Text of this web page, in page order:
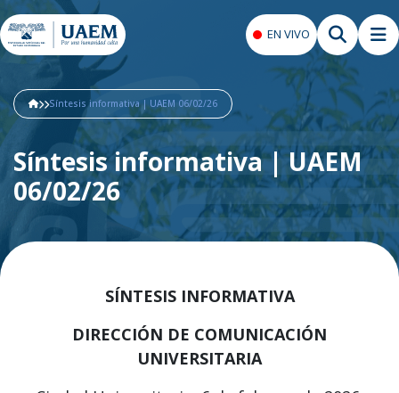
EN VIVO
Síntesis informativa | UAEM 06/02/26
Síntesis informativa | UAEM
06/02/26
SÍNTESIS INFORMATIVA
DIRECCIÓN DE COMUNICACIÓN
UNIVERSITARIA